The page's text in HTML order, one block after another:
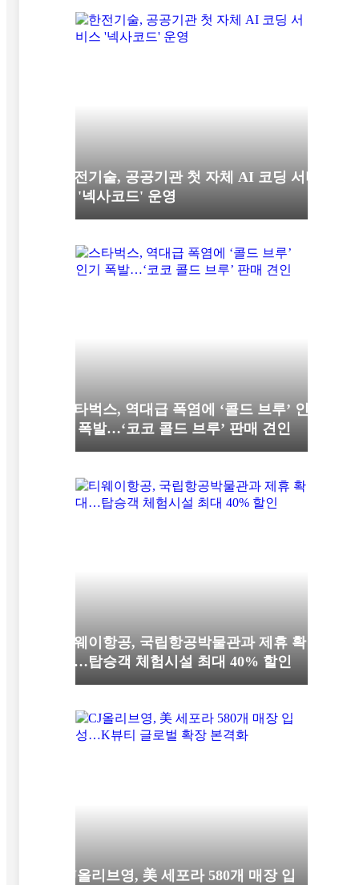
한전기술, 공공기관 첫 자체 AI 코딩 서비
스 '넥사코드' 운영
스타벅스, 역대급 폭염에 ‘콜드 브루’ 인
기 폭발…‘코코 콜드 브루’ 판매 견인
티웨이항공, 국립항공박물관과 제휴 확
대…탑승객 체험시설 최대 40% 할인
CJ올리브영, 美 세포라 580개 매장 입